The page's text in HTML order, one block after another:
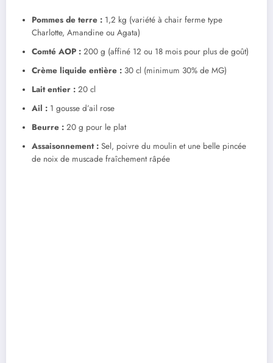
Pommes de terre : 1,2 kg (variété à chair ferme type
Charlotte, Amandine ou Agata)
Comté AOP : 200 g (affiné 12 ou 18 mois pour plus de goût)
Crème liquide entière : 30 cl (minimum 30% de MG)
Lait entier : 20 cl
Ail : 1 gousse d’ail rose
Beurre : 20 g pour le plat
Assaisonnement : Sel, poivre du moulin et une belle pincée
de noix de muscade fraîchement râpée